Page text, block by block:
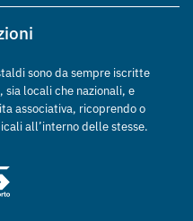
sono da sempre iscritte
sia locali che nazionali, e
associativa, ricoprendo o
all’interno delle stesse.